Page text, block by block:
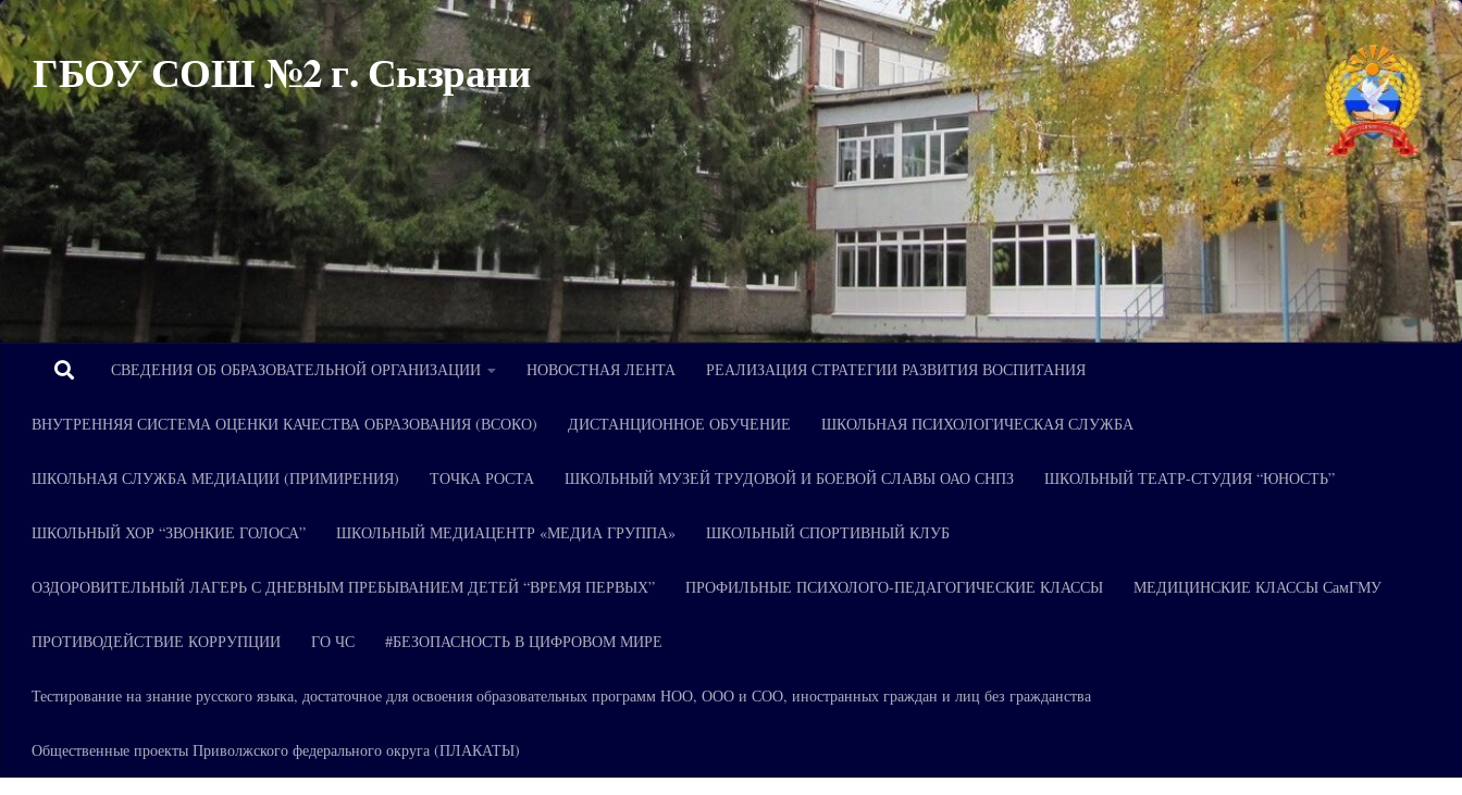
Перейти к содержимому
ГБОУ СОШ №2 г. Сызрани
СВЕДЕНИЯ ОБ ОБРАЗОВАТЕЛЬНОЙ ОРГАНИЗАЦИИ НОВОСТНАЯ ЛЕНТА РЕАЛИЗАЦИЯ СТРАТЕГИИ РАЗВИТИЯ ВОСПИТАНИЯ
ВНУТРЕННЯЯ СИСТЕМА ОЦЕНКИ КАЧЕСТВА ОБРАЗОВАНИЯ (ВСОКО) ДИСТАНЦИОННОЕ ОБУЧЕНИЕ ШКОЛЬНАЯ ПСИХОЛОГИЧЕСКАЯ СЛУЖБА
ШКОЛЬНАЯ СЛУЖБА МЕДИАЦИИ (ПРИМИРЕНИЯ) ТОЧКА РОСТА ШКОЛЬНЫЙ МУЗЕЙ ТРУДОВОЙ И БОЕВОЙ СЛАВЫ ОАО СНПЗ ШКОЛЬНЫЙ ТЕАТР-СТУДИЯ “ЮНОСТЬ”
ШКОЛЬНЫЙ ХОР “ЗВОНКИЕ ГОЛОСА” ШКОЛЬНЫЙ МЕДИАЦЕНТР «МЕДИА ГРУППА» ШКОЛЬНЫЙ СПОРТИВНЫЙ КЛУБ
ОЗДОРОВИТЕЛЬНЫЙ ЛАГЕРЬ С ДНЕВНЫМ ПРЕБЫВАНИЕМ ДЕТЕЙ “ВРЕМЯ ПЕРВЫХ” ПРОФИЛЬНЫЕ ПСИХОЛОГО-ПЕДАГОГИЧЕСКИЕ КЛАССЫ МЕДИЦИНСКИЕ КЛАССЫ СамГМУ
ПРОТИВОДЕЙСТВИЕ КОРРУПЦИИ ГО ЧС #БЕЗОПАСНОСТЬ В ЦИФРОВОМ МИРЕ
Тестирование на знание русского языка, достаточное для освоения образовательных программ НОО, ООО и СОО, иностранных граждан и лиц без гражданства
Общественные проекты Приволжского федерального округа (ПЛАКАТЫ)